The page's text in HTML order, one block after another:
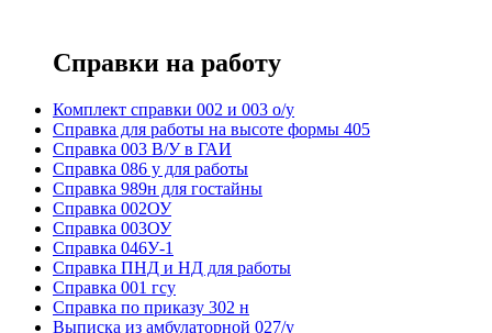
Справки на работу
Комплект справки 002 и 003 о/у
Справка для работы на высоте формы 405
Справка 003 В/У в ГАИ
Справка 086 у для работы
Справка 989н для гостайны
Справка 002ОУ
Справка 003ОУ
Справка 046У-1
Справка ПНД и НД для работы
Справка 001 гсу
Справка по приказу 302 н
Выписка из амбулаторной 027/у